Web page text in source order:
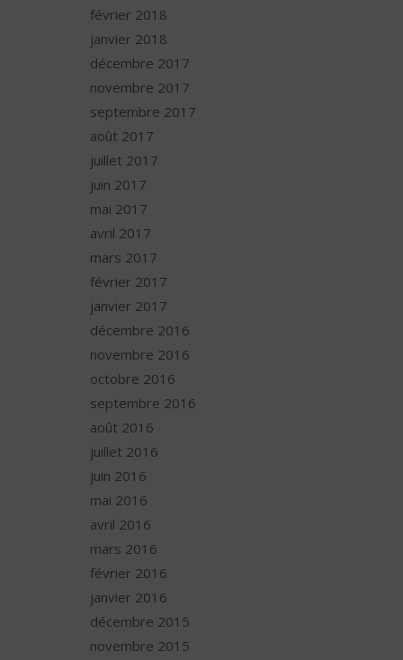
février 2018
janvier 2018
décembre 2017
novembre 2017
septembre 2017
août 2017
juillet 2017
juin 2017
mai 2017
avril 2017
mars 2017
février 2017
janvier 2017
décembre 2016
novembre 2016
octobre 2016
septembre 2016
août 2016
juillet 2016
juin 2016
mai 2016
avril 2016
mars 2016
février 2016
janvier 2016
décembre 2015
novembre 2015